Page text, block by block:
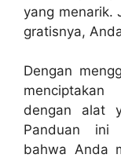
yang menarik.
gratisnya,
Dengan
dengan alat
Panduan ini
bahwa Anda